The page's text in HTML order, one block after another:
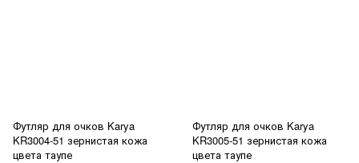
Футляр для очков Karya
KR3004-51 зернистая кожа
цвета таупе
Футляр для очков Karya
KR3005-51 зернистая кожа
цвета таупе